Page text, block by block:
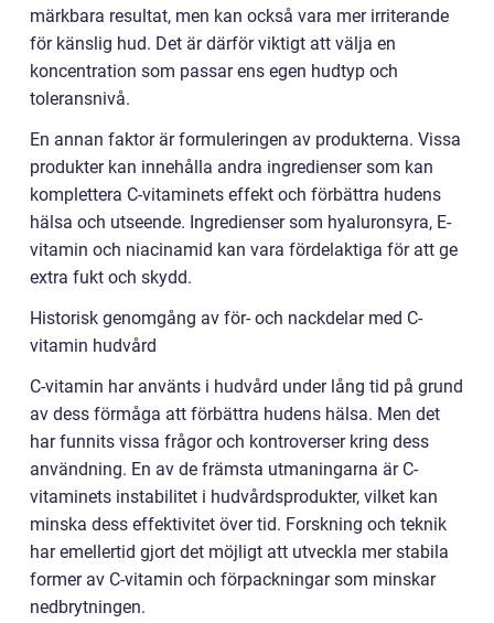
märkbara resultat, men kan också vara mer irriterande
för känslig hud. Det är därför viktigt att välja en
koncentration som passar ens egen hudtyp och
toleransnivå.
En annan faktor är formuleringen av produkterna. Vissa
produkter kan innehålla andra ingredienser som kan
komplettera C-vitaminets effekt och förbättra hudens
hälsa och utseende. Ingredienser som hyaluronsyra, E-
vitamin och niacinamid kan vara fördelaktiga för att ge
extra fukt och skydd.
Historisk genomgång av för- och nackdelar med C-
vitamin hudvård
C-vitamin har använts i hudvård under lång tid på grund
av dess förmåga att förbättra hudens hälsa. Men det
har funnits vissa frågor och kontroverser kring dess
användning. En av de främsta utmaningarna är C-
vitaminets instabilitet i hudvårdsprodukter, vilket kan
minska dess effektivitet över tid. Forskning och teknik
har emellertid gjort det möjligt att utveckla mer stabila
former av C-vitamin och förpackningar som minskar
nedbrytningen.